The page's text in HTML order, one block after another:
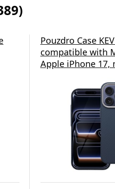
Pouzdro Case
compatible with
Apple iPhone 17,